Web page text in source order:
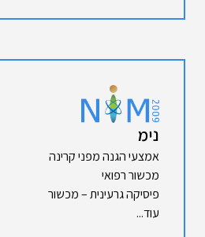
נימ
אמצעי הגנה מפני קרינה
מכשור רפואי
פיסיקה גרעינית – מכשור
עוד...